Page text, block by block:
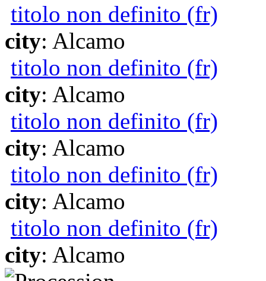
titolo non definito (fr)
city: Alcamo
titolo non definito (fr)
city: Alcamo
titolo non definito (fr)
city: Alcamo
titolo non definito (fr)
city: Alcamo
titolo non definito (fr)
city: Alcamo